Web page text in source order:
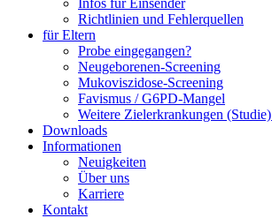
Infos für Einsender
Richtlinien und Fehlerquellen
für Eltern
Probe eingegangen?
Neugeborenen-Screening
Mukoviszidose-Screening
Favismus / G6PD-Mangel
Weitere Zielerkrankungen (Studie)
Downloads
Informationen
Neuigkeiten
Über uns
Karriere
Kontakt